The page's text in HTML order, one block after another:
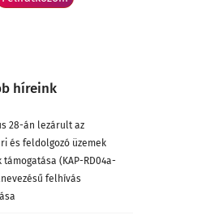
híreink
28-án lezárult az
és feldolgozó üzemek
(KAP-RD04a-
felhívás